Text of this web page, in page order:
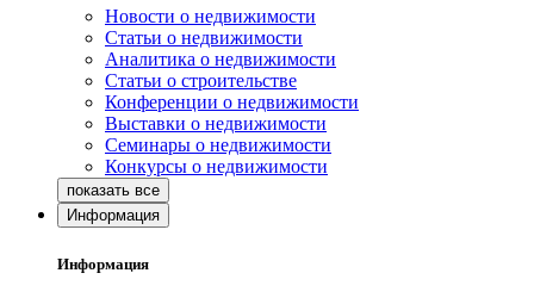
Новости о недвижимости
Статьи о недвижимости
Аналитика о недвижимости
Статьи о строительстве
Конференции о недвижимости
Выставки о недвижимости
Семинары о недвижимости
Конкурсы о недвижимости
Информация
Информация